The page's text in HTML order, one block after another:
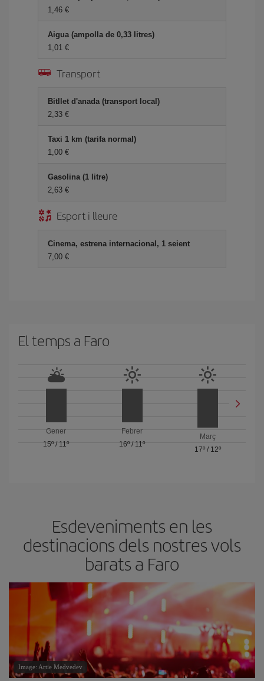
1,46
Aigua (ampolla de 0,33 litres)
1,01
Transport
Bitllet d'anada (transport local)
2,33
Taxi 1 km (tarifa normal)
1,00
Gasolina (1 litre)
2,63
Esport i lleure
Cinema, estrena internacional, 1 seient
7,00
El temps a Faro
Gener
15º/ 11º
Febrer
16º/ 11º
Març
17º / 12º
Esdeveniments en les
destinacions dels nostres vols
barats a Faro
Image: Artie Medvedev